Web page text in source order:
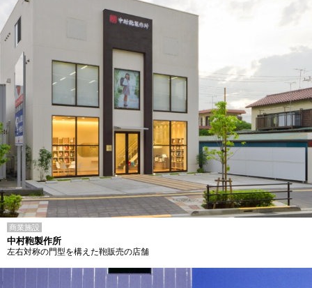
商業施設
中村鞄製作所
左右対称の門型を構えた鞄販売の店舗